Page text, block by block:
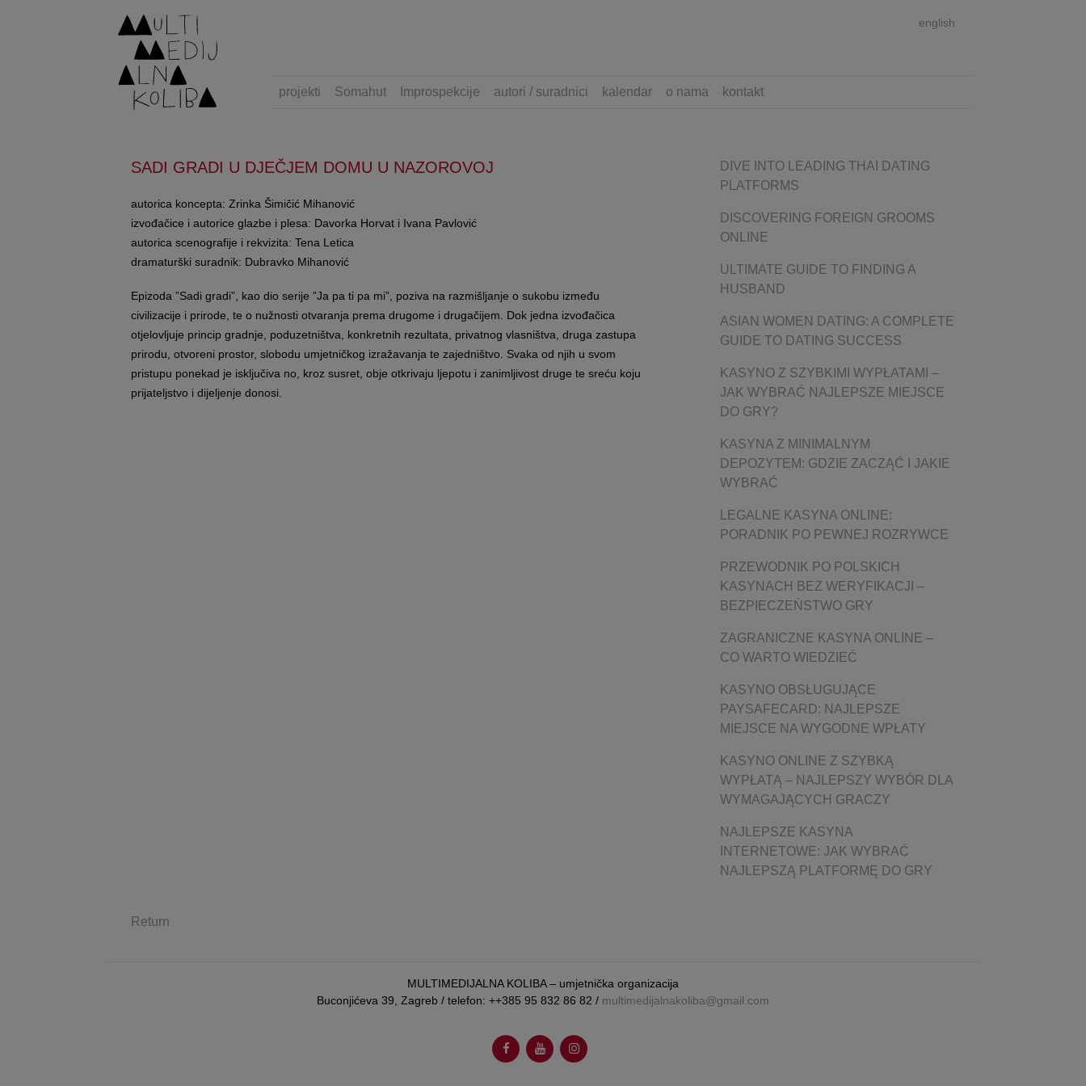
english
projekti Somahut Improspekcije autori / suradnici kalendar o nama kontakt
SADI GRADI U DJEČJEM DOMU U NAZOROVOJ
autorica koncepta: Zrinka Šimičić Mihanović
izvođačice i autorice glazbe i plesa: Davorka Horvat i Ivana Pavlović
autorica scenografije i rekvizita: Tena Letica
dramaturški suradnik: Dubravko Mihanović
Epizoda ”Sadi gradi”, kao dio serije ”Ja pa ti pa mi”, poziva na razmišljanje o sukobu između
civilizacije i prirode, te o nužnosti otvaranja prema drugome i drugačijem. Dok jedna izvođačica
otjelovljuje princip gradnje, poduzetništva, konkretnih rezultata, privatnog vlasništva, druga zastupa
prirodu, otvoreni prostor, slobodu umjetničkog izražavanja te zajedništvo. Svaka od njih u svom
pristupu ponekad je isključiva no, kroz susret, obje otkrivaju ljepotu i zanimljivost druge te sreću koju
prijateljstvo i dijeljenje donosi.
DIVE INTO LEADING THAI DATING
PLATFORMS
DISCOVERING FOREIGN GROOMS
ONLINE
ULTIMATE GUIDE TO FINDING A
HUSBAND
ASIAN WOMEN DATING: A COMPLETE
GUIDE TO DATING SUCCESS
KASYNO Z SZYBKIMI WYPŁATAMI –
JAK WYBRAĆ NAJLEPSZE MIEJSCE
DO GRY?
KASYNA Z MINIMALNYM
DEPOZYTEM: GDZIE ZACZĄĆ I JAKIE
WYBRAĆ
LEGALNE KASYNA ONLINE:
PORADNIK PO PEWNEJ ROZRYWCE
PRZEWODNIK PO POLSKICH
KASYNACH BEZ WERYFIKACJI –
BEZPIECZEŃSTWO GRY
ZAGRANICZNE KASYNA ONLINE –
CO WARTO WIEDZIEĆ
KASYNO OBSŁUGUJĄCE
PAYSAFECARD: NAJLEPSZE
MIEJSCE NA WYGODNE WPŁATY
KASYNO ONLINE Z SZYBKĄ
WYPŁATĄ – NAJLEPSZY WYBÓR DLA
WYMAGAJĄCYCH GRACZY
NAJLEPSZE KASYNA
INTERNETOWE: JAK WYBRAĆ
NAJLEPSZĄ PLATFORMĘ DO GRY
Return
MULTIMEDIJALNA KOLIBA – umjetnička organizacija
Buconjićeva 39, Zagreb / telefon: ++385 95 832 86 82 / multimedijalnakoliba@gmail.com